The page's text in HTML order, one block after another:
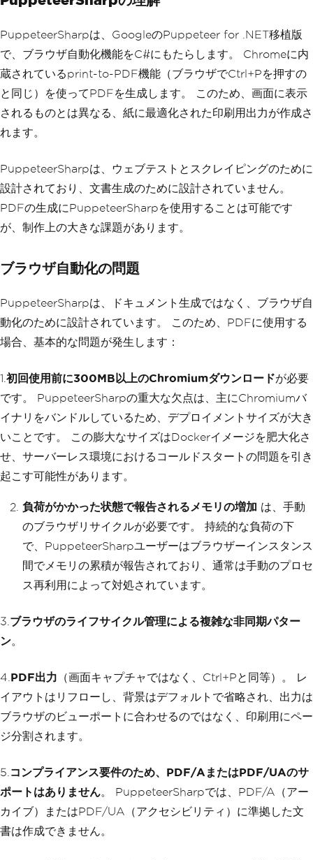
PuppeteerSharpは、GoogleのPuppeteer for .NET移植版
で、ブラウザ自動化機能をC#にもたらします。 Chromeに内
蔵されているprint-to-PDF機能（ブラウザでCtrl+Pを押すの
と同じ）を使ってPDFを生成します。 このため、画面に表示
されるものとは異なる、紙に最適化された印刷用出力が作成さ
れます。
PuppeteerSharpは、ウェブテストとスクレイピングのために
設計されており、文書生成のために設計されていません。
PDFの生成にPuppeteerSharpを使用することは可能です
が、制作上の大きな課題があります。
ブラウザ自動化の問題
PuppeteerSharpは、ドキュメント生成ではなく、ブラウザ自
動化のために設計されています。 このため、PDFに使用する
場合、基本的な問題が発生します：
1. 初回使用前に300MB以上のChromiumダウンロードが必要
です。 PuppeteerSharpの重大な欠点は、主にChromiumバ
イナリをバンドルしているため、デプロイメントサイズが大き
いことです。 この膨大なサイズはDockerイメージを肥大化さ
せ、サーバーレス環境におけるコールドスタートの問題を引き
起こす可能性があります。
負荷がかかった状態で報告されるメモリの増加 は、手動
のブラウザリサイクルが必要です。 持続的な負荷の下
で、PuppeteerSharpユーザーはブラウザーインスタンス
間でメモリの累積が報告されており、通常は手動のプロセ
ス再利用によって対処されています。
3. ブラウザのライフサイクル管理による複雑な非同期パター
ン。
4. PDF出力 （画面キャプチャではなく、Ctrl+Pと同等）。 レ
イアウトはリフローし、背景はデフォルトで省略され、出力は
ブラウザのビューポートに合わせるのではなく、印刷用にペー
ジ分割されます。
5. コンプライアンス要件のため、PDF/AまたはPDF/UAのサ
ポートはありません。 PuppeteerSharpでは、PDF/A（アー
カイブ）またはPDF/UA（アクセシビリティ）に準拠した文
書は作成できません。